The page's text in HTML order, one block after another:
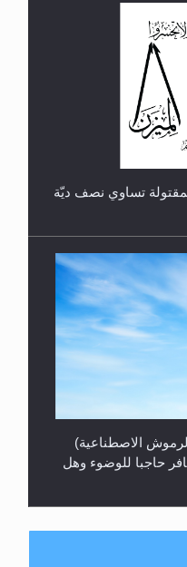
4...
تساوي نصف ديّة
حاجبا للوضوء وهل